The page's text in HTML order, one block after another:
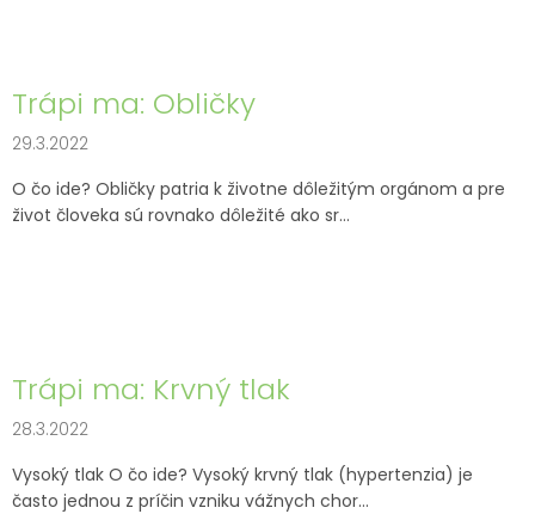
Trápi ma: Obličky
29.3.2022
O čo ide? Obličky patria k životne dôležitým orgánom a pre
život človeka sú rovnako dôležité ako sr...
Trápi ma: Krvný tlak
28.3.2022
Vysoký tlak O čo ide? Vysoký krvný tlak (hypertenzia) je
často jednou z príčin vzniku vážnych chor...